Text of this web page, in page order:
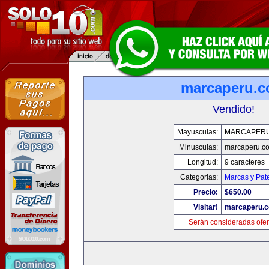
Vendido!
Mayusculas:
Minusculas:
Longitud:
9 caracteres
Categorias:
Marcas y
Precio:
$650.00
Visitar!
Serán consideradas